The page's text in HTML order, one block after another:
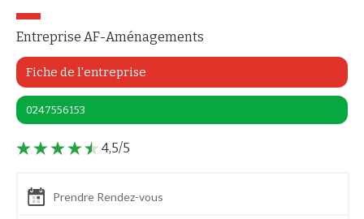
Entreprise AF-Aménagements
Fiche de l'entreprise
0247556153
4,5/5
Prendre Rendez-vous